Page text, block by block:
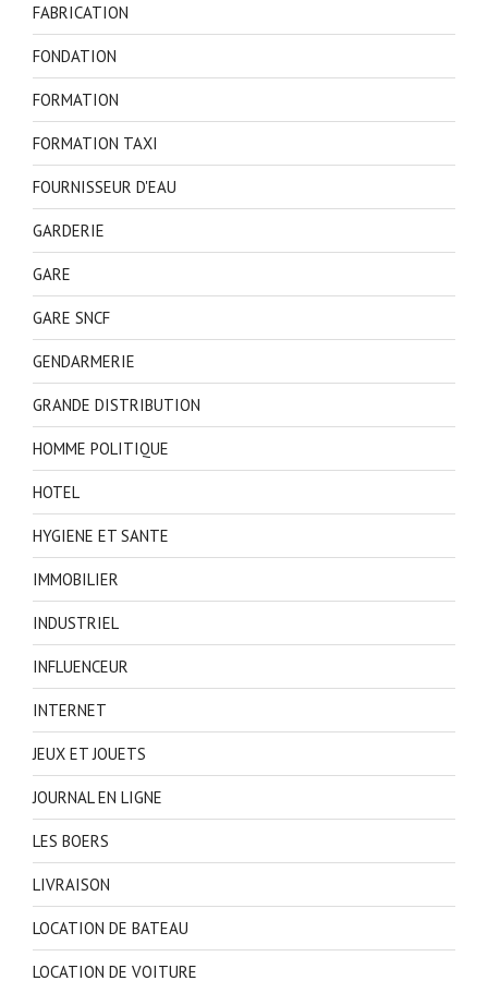
FABRICATION
FONDATION
FORMATION
FORMATION TAXI
FOURNISSEUR D'EAU
GARDERIE
GARE
GARE SNCF
GENDARMERIE
GRANDE DISTRIBUTION
HOMME POLITIQUE
HOTEL
HYGIENE ET SANTE
IMMOBILIER
INDUSTRIEL
INFLUENCEUR
INTERNET
JEUX ET JOUETS
JOURNAL EN LIGNE
LES BOERS
LIVRAISON
LOCATION DE BATEAU
LOCATION DE VOITURE